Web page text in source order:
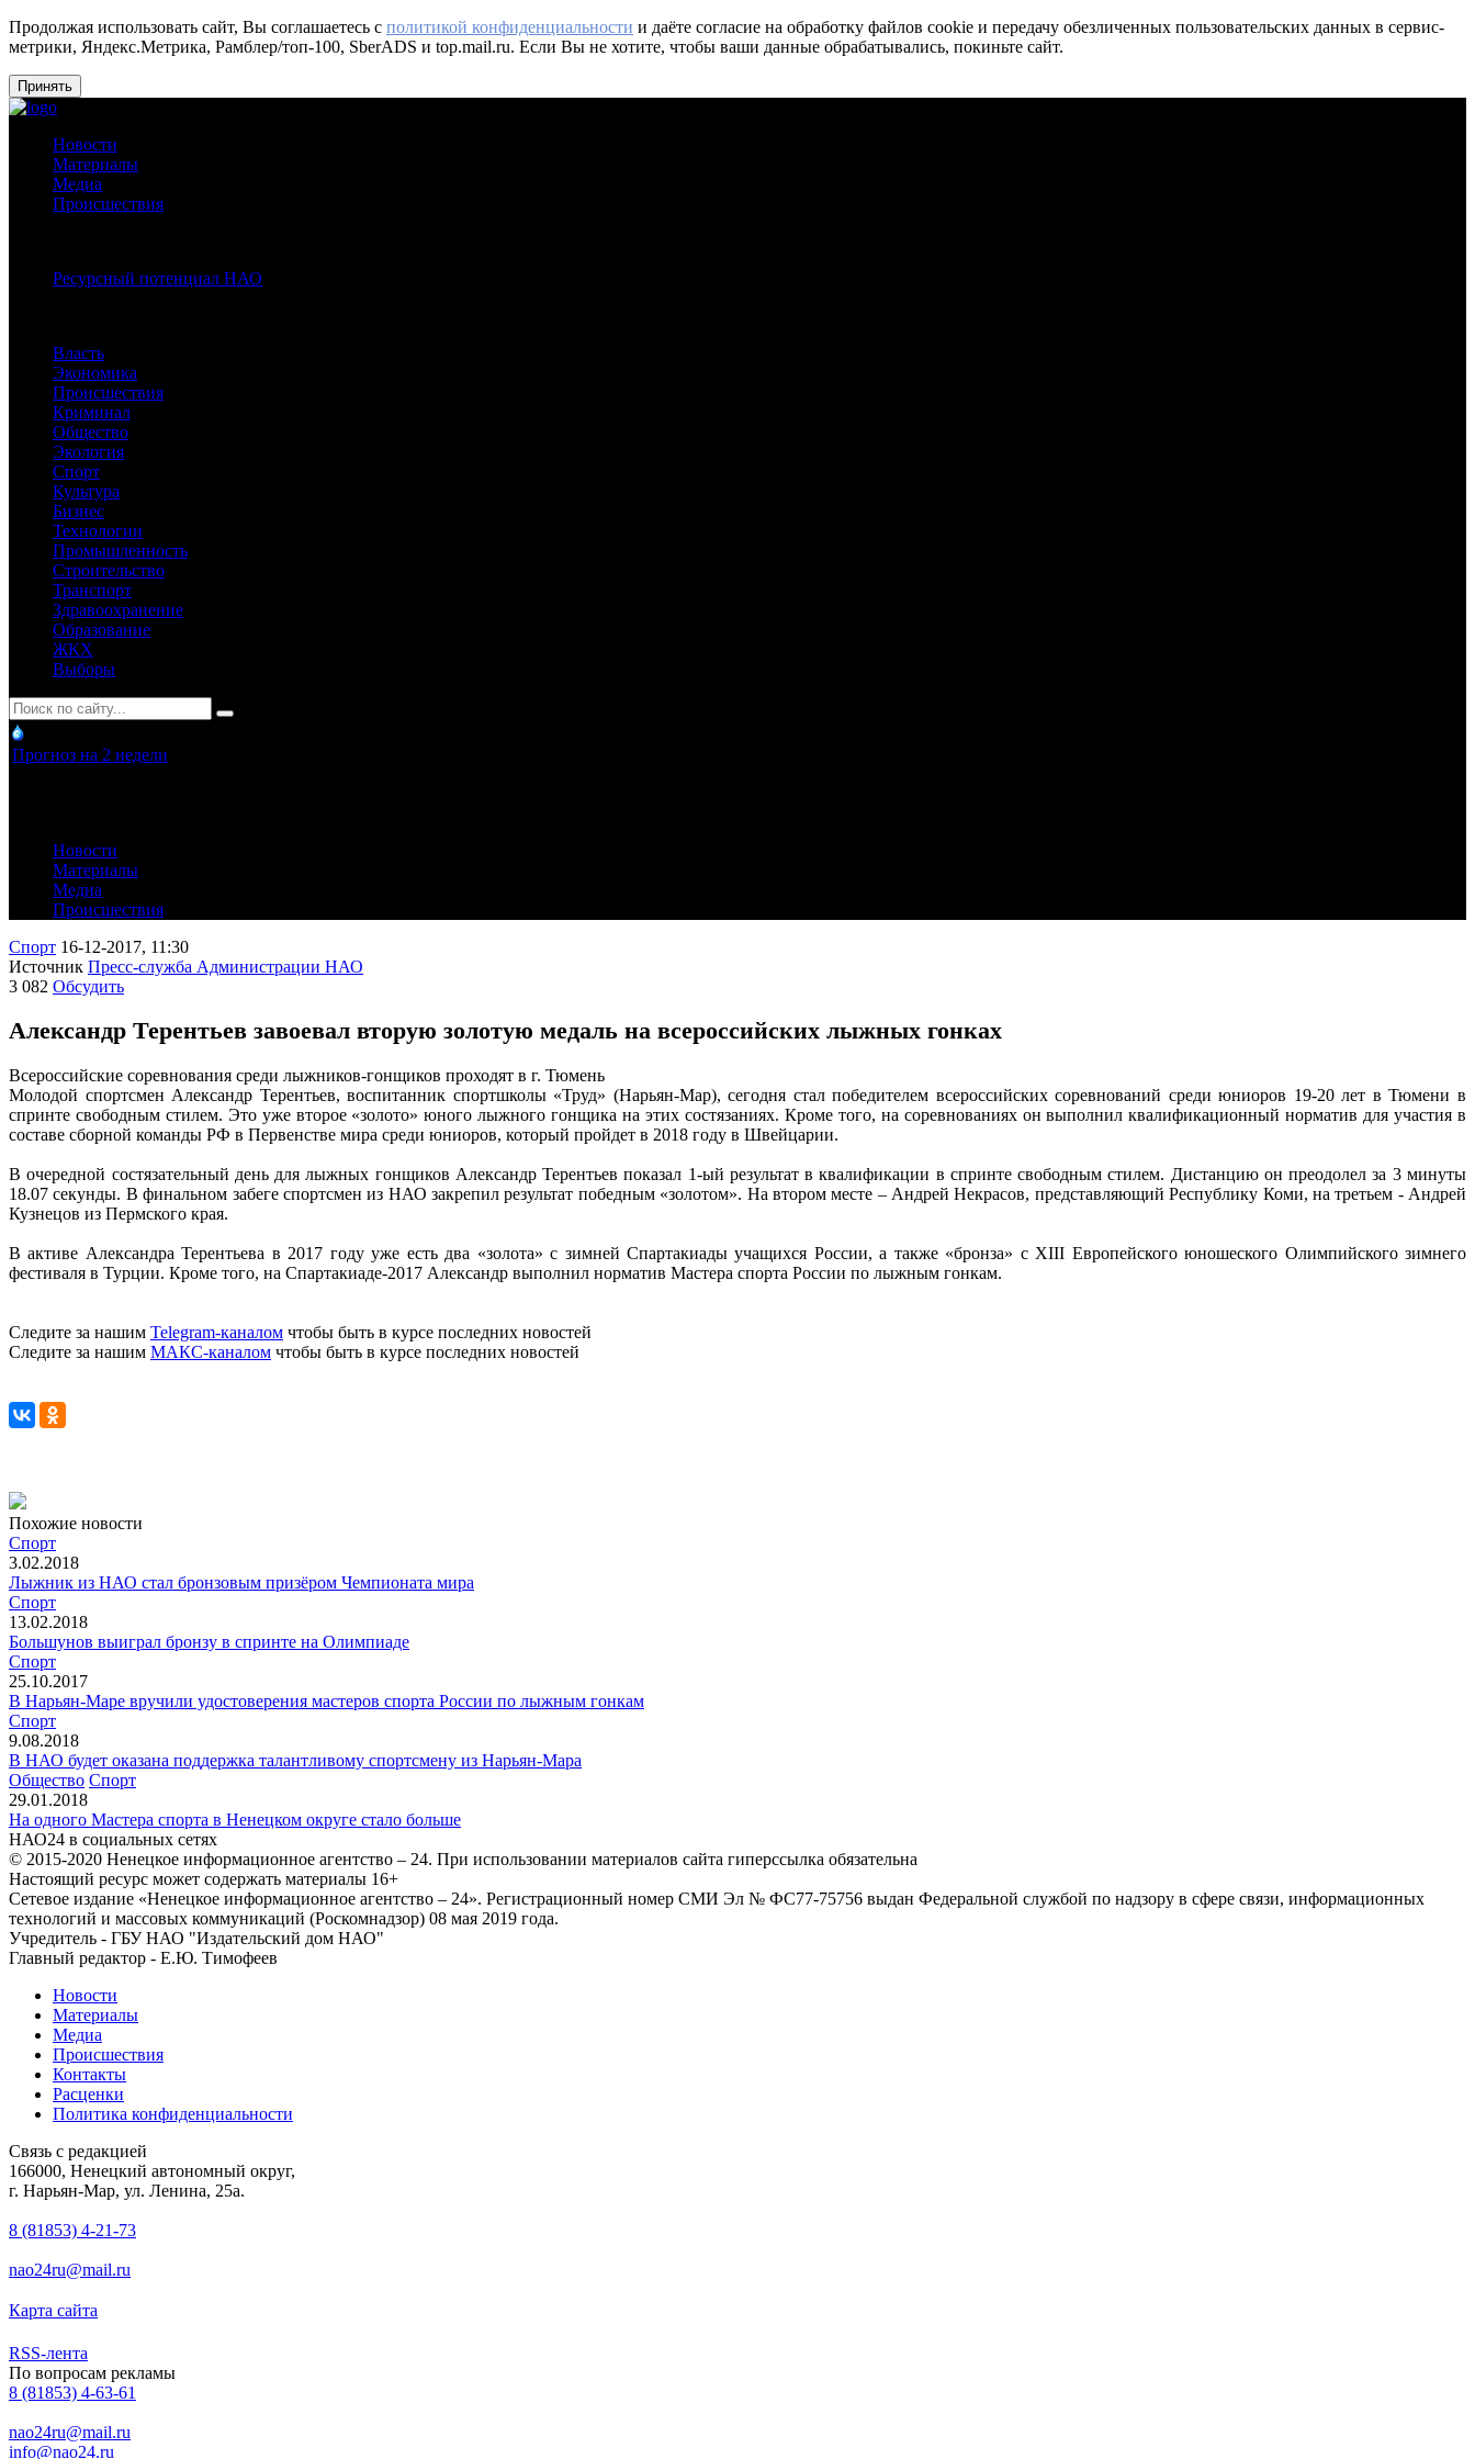
Продолжая использовать сайт, Вы соглашаетесь с политикой конфиденциальности и даёте согласие на обработку файлов cookie и передачу обезличенных пользовательских данных в сервис-
метрики, Яндекс.Метрика, Рамблер/топ-100, SberADS и top.mail.ru. Если Вы не хотите, чтобы ваши данные обрабатывались, покиньте сайт.
Принять
Новости
Материалы
Медиа
Происшествия
Ресурсный потенциал НАО
Власть
Экономика
Происшествия
Криминал
Общество
Экология
Спорт
Культура
Бизнес
Технологии
Промышленность
Строительство
Транспорт
Здравоохранение
Образование
ЖКХ
Выборы
Прогноз на 2 недели
Новости
Материалы
Медиа
Происшествия
Спорт 16-12-2017, 11:30
Источник Пресс-служба Администрации НАО
3 082 Обсудить
Александр Терентьев завоевал вторую золотую медаль на всероссийских лыжных гонках
Всероссийские соревнования среди лыжников-гонщиков проходят в г. Тюмень
Молодой спортсмен Александр Терентьев, воспитанник спортшколы «Труд» (Нарьян-Мар), сегодня стал победителем всероссийских соревнований среди юниоров 19-20 лет в Тюмени в
спринте свободным стилем. Это уже второе «золото» юного лыжного гонщика на этих состязаниях. Кроме того, на соревнованиях он выполнил квалификационный норматив для участия в
составе сборной команды РФ в Первенстве мира среди юниоров, который пройдет в 2018 году в Швейцарии.
В очередной состязательный день для лыжных гонщиков Александр Терентьев показал 1-ый результат в квалификации в спринте свободным стилем. Дистанцию он преодолел за 3 минуты
18.07 секунды. В финальном забеге спортсмен из НАО закрепил результат победным «золотом». На втором месте – Андрей Некрасов, представляющий Республику Коми, на третьем - Андрей
Кузнецов из Пермского края.
В активе Александра Терентьева в 2017 году уже есть два «золота» с зимней Спартакиады учащихся России, а также «бронза» с XIII Европейского юношеского Олимпийского зимнего
фестиваля в Турции. Кроме того, на Спартакиаде-2017 Александр выполнил норматив Мастера спорта России по лыжным гонкам.
Следите за нашим Telegram-каналом чтобы быть в курсе последних новостей
Следите за нашим МАКС-каналом чтобы быть в курсе последних новостей
Похожие новости
Спорт
3.02.2018
Лыжник из НАО стал бронзовым призёром Чемпионата мира
Спорт
13.02.2018
Большунов выиграл бронзу в спринте на Олимпиаде
Спорт
25.10.2017
В Нарьян-Маре вручили удостоверения мастеров спорта России по лыжным гонкам
Спорт
9.08.2018
В НАО будет оказана поддержка талантливому спортсмену из Нарьян-Мара
Общество Спорт
29.01.2018
На одного Мастера спорта в Ненецком округе стало больше
НАО24 в социальных сетях
© 2015-2020 Ненецкое информационное агентство – 24. При использовании материалов сайта гиперссылка обязательна
Настоящий ресурс может содержать материалы 16+
Сетевое издание «Ненецкое информационное агентство – 24». Регистрационный номер СМИ Эл № ФС77-75756 выдан Федеральной службой по надзору в сфере связи, информационных
технологий и массовых коммуникаций (Роскомнадзор) 08 мая 2019 года.
Учредитель - ГБУ НАО "Издательский дом НАО"
Главный редактор - Е.Ю. Тимофеев
Новости
Материалы
Медиа
Происшествия
Контакты
Расценки
Политика конфиденциальности
Связь с редакцией
166000, Ненецкий автономный округ,
г. Нарьян-Мар, ул. Ленина, 25а.
8 (81853) 4-21-73
nao24ru@mail.ru
Карта сайта
RSS-лента
По вопросам рекламы
8 (81853) 4-63-61
nao24ru@mail.ru
info@nao24.ru